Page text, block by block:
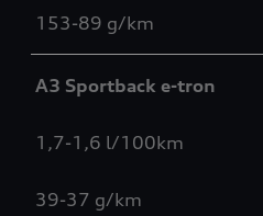
153-89 g/km
A3 Sportback e-tron
1,7-1,6 l/100km
39-37 g/km